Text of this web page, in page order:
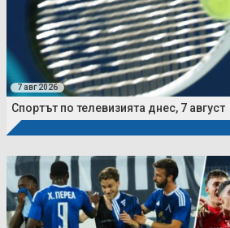
7 авг 2026
Спортът по телевизията днес, 7 август